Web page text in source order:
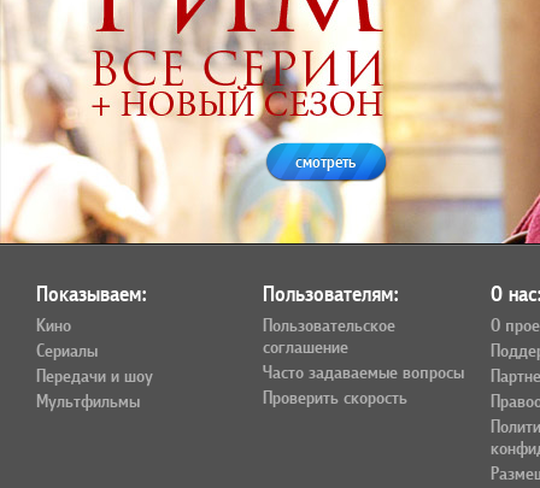
смотреть
Показываем:
Кино
Сериалы
Передачи и шоу
Мультфильмы
Пользователям:
Пользовательское
соглашение
Часто задаваемые вопросы
Проверить скорость
О
О